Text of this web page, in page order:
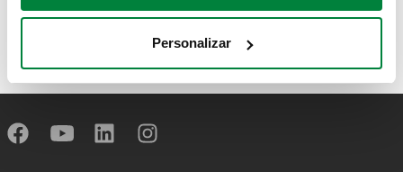
Personalizar